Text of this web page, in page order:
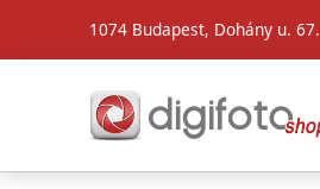
1074 Budapest, Dohány u. 67.